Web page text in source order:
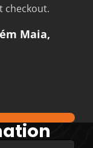
checkout.
Maia,